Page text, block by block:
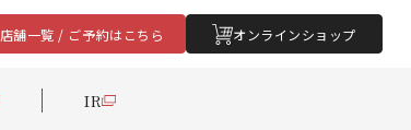
店舗一覧 / ご予約はこちら オンラインショップ
IR